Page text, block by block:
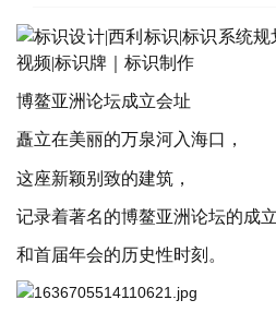
博鳌亚洲论坛成立会址
矗立在美丽的万泉河入海口，
这座新颖别致的建筑，
记录着著名的博鳌亚洲论坛的成立
和首届年会的历史性时刻。